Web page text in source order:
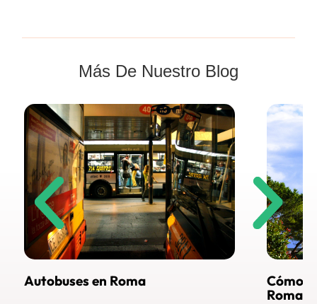
Más De Nuestro Blog
Cómo llegar al Vaticano desde